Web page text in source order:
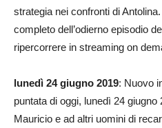
strategia nei confronti di
completo dell’odierno episodio
ripercorrere in streaming on
lunedì 24 giugno 2019: Nuovo
puntata di oggi, lunedì 24
Mauricio e ad altri uomini di